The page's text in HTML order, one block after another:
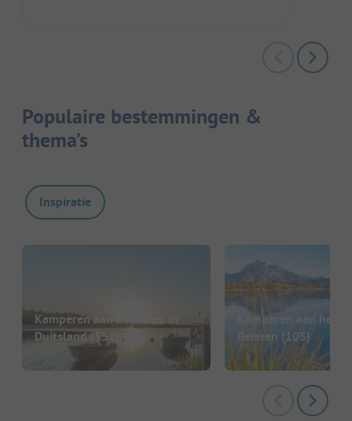
Populaire bestemmingen &
thema’s
Inspiratie
Kamperen aan het meer in
Duitsland(551)
Kamperen aan het
Beieren(105)